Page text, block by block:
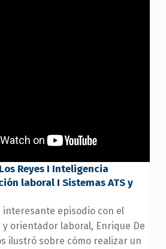
Reyes I Inteligencia
laboral I Sistemas ATS y
interesante episodio con el
orientador laboral, Enrique De
ilustró sobre cómo realizar un